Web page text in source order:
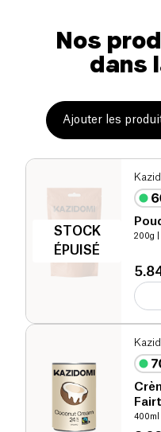
Nos
dans
Ajouter les
STOCK
ÉPUISÉ
200g
400ml